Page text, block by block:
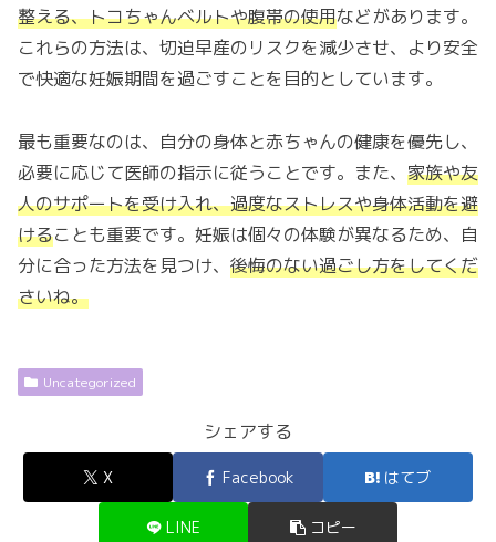
整える、トコちゃんベルトや腹帯の使用などがあります。
これらの方法は、切迫早産のリスクを減少させ、より安全
で快適な妊娠期間を過ごすことを目的としています。
最も重要なのは、自分の身体と赤ちゃんの健康を優先し、
必要に応じて医師の指示に従うことです。また、 家族や友
人のサポートを受け入れ、過度なストレスや身体活動を避
けることも重要です。妊娠は個々の体験が異なるため、自
分に合った方法を見つけ、 後悔のない過ごし方をしてくだ
さいね。
Uncategorized
シェアする
X Facebook はてブ
LINE コピー